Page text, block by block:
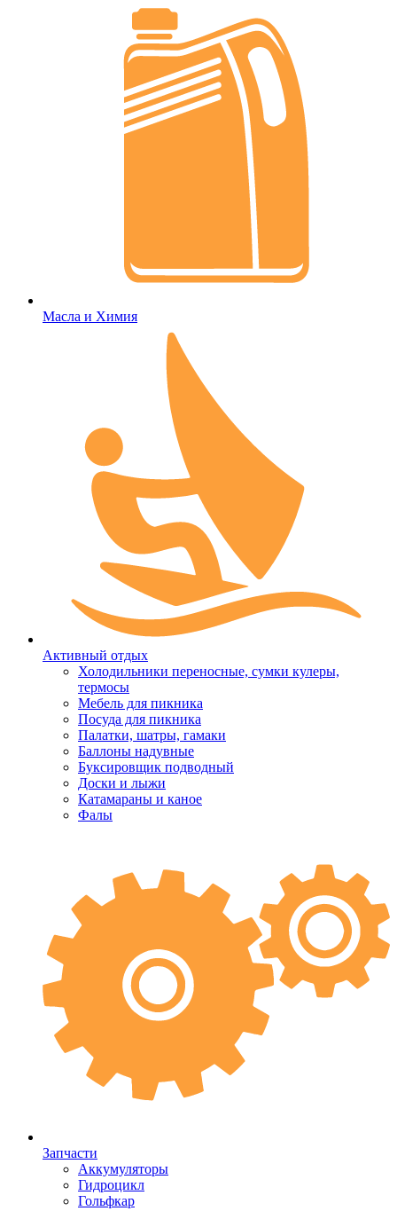
Масла и Химия
Активный отдых
Холодильники переносные, сумки кулеры,
термосы
Мебель для пикника
Посуда для пикника
Палатки, шатры, гамаки
Баллоны надувные
Буксировщик подводный
Доски и лыжи
Катамараны и каное
Фалы
Запчасти
Аккумуляторы
Гидроцикл
Гольфкар